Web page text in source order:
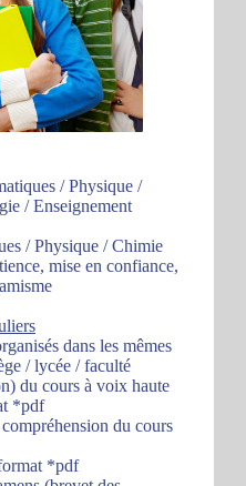
/ Physique /
/ Enseignement
/ Physique / Chimie
mise en confiance,
dans les mêmes
/ lycée / faculté
du cours à voix haute
*pdf
du cours
*pdf